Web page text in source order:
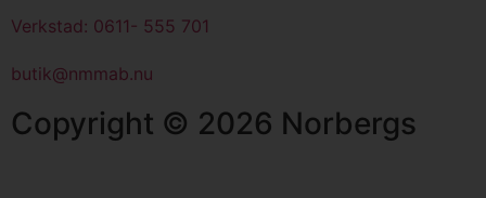
Verkstad: 0611- 555 701
butik@nmmab.nu
Copyright © 2026 Norbergs